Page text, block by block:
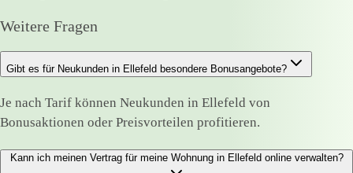
Weitere Fragen
Gibt es für Neukunden in Ellefeld besondere Bonusangebote?
Je nach Tarif können Neukunden in Ellefeld von
Bonusaktionen oder Preisvorteilen profitieren.
Kann ich meinen Vertrag für meine Wohnung in Ellefeld online verwalten?